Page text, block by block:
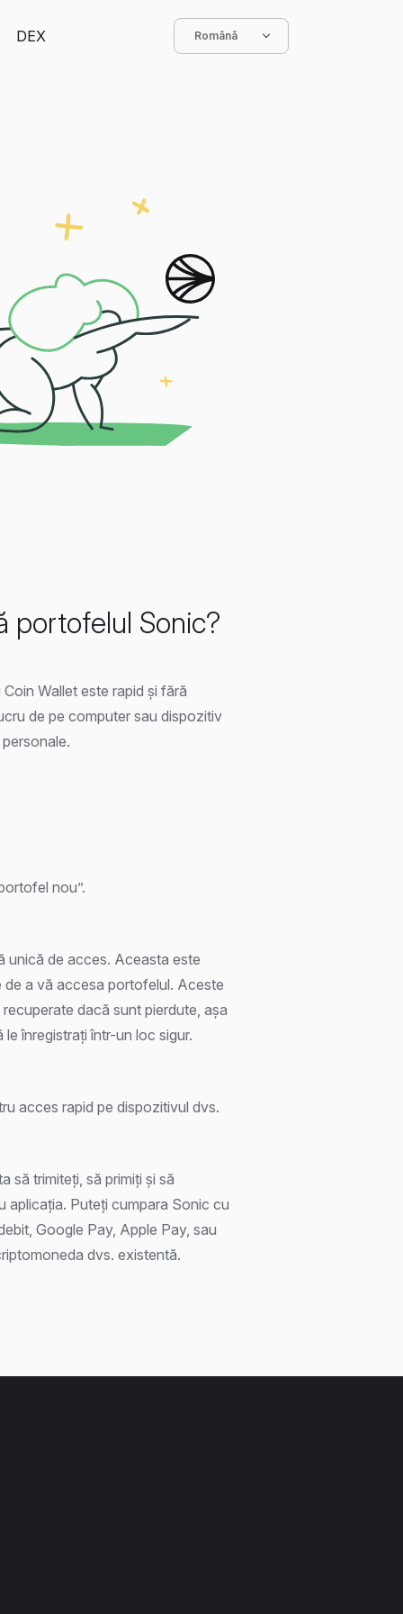
DEX Română
portofelul Sonic?
Wallet este rapid și fără
de pe computer sau dispozitiv
nou”.
unică de acces. Aceasta este
de a vă accesa portofelul. Aceste
dacă sunt pierdute, așa
le înregistrați într-un loc sigur.
acces rapid pe dispozitivul dvs.
să trimiteți, să primiți și să
aplicația. Puteți cumpara Sonic cu
Google Pay, Apple Pay, sau
dvs. existentă.